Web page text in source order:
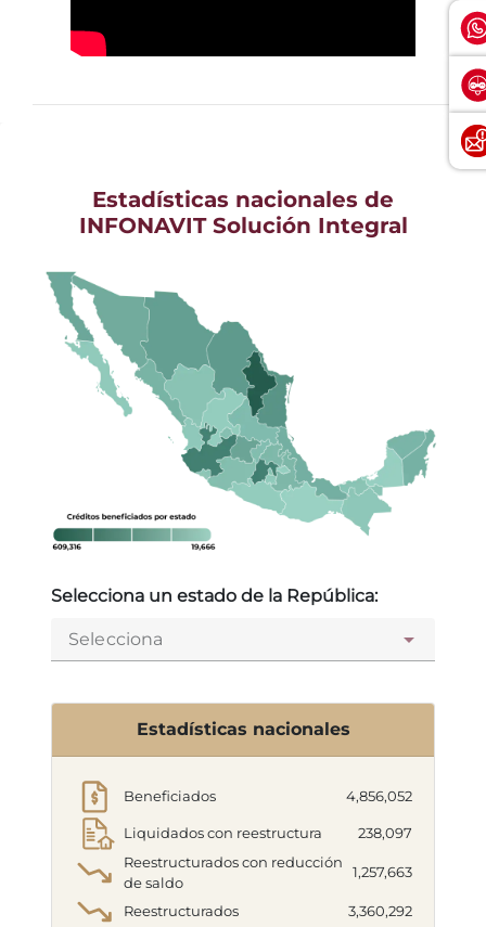
Estadísticas nacionales de
INFONAVIT Solución Integral
Selecciona un estado de la República:
Selecciona
Estadísticas nacionales
Beneficiados 4,856,052
Liquidados con reestructura
238,097
Reestructurados con reducción
de saldo
1,257,663
Reestructurados 3,360,292